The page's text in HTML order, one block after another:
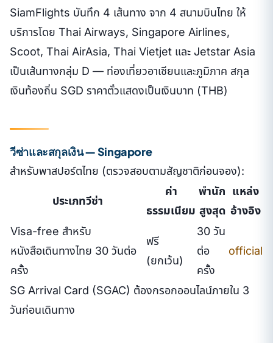
SiamFlights บันทึก 4 เส้นทาง จาก 4 สนามบินไทย ให้
บริการโดย Thai Airways, Singapore Airlines,
Scoot, Thai AirAsia, Thai Vietjet และ Jetstar Asia
เป็นเส้นทางกลุ่ม D — ท่องเที่ยวอาเซียนและภูมิภาค สกุล
เงินท้องถิ่น SGD ราคาตั๋วแสดงเป็นเงินบาท (THB)
วีซ่าและสกุลเงิน — Singapore
สำหรับพาสปอร์ตไทย (ตรวจสอบตามสัญชาติก่อนจอง):
ประเภทวีซ่า
ค่า
ธรรมเนียม
พำนัก
สูงสุด
แหล่ง
อ้างอิง
Visa-free สำหรับ
หนังสือเดินทางไทย 30 วันต่อ
ครั้ง
ฟรี
(ยกเว้น)
30 วัน
ต่อ
ครั้ง
official
SG Arrival Card (SGAC) ต้องกรอกออนไลน์ภายใน 3
วันก่อนเดินทาง